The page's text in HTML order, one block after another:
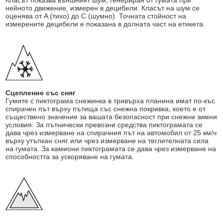
нейното движение, измерен в децибели. Класът на шум се
оценява от A (тихо) до C (шумно). Точната стойност на
измерените децибели е показана в долната част на етикета.
Сцепление със сняг
Гумите с пиктограма снежинка в тривърха планина имат по-къс
спирачен път върху пътища със снежна покривка, което е от
съществено значение за вашата безопасност при снежни зимни
условия. За пътнически превозни средства пиктограмата се
дава чрез измерване на спирачния път на автомобил от 25 км/ч
върху утъпкан сняг или чрез измерване на теглителната сила
на гумата. За камиони пиктограмата се дава чрез измерване на
способността за ускоряване на гумата.